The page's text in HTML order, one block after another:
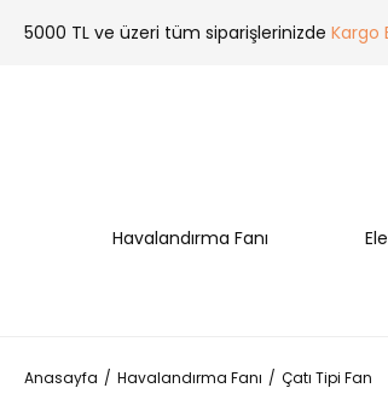
5000 TL ve üzeri tüm siparişlerinizde Kargo
Havalandırma Fanı
Anasayfa Havalandırma Fanı Çatı Tipi Fan